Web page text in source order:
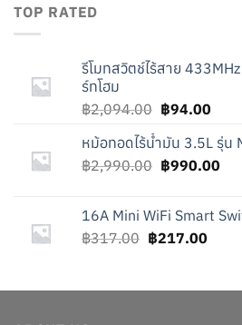
TOP RATED
รีโมทสวิตช์ไร้สาย
ร์ทโฮม
฿2,094.00 Original
was:
฿2,094.00.
฿94.00
is:
฿
หม้อทอดไร้น้ำมัน 3.5L รุ่น
฿2,990.00 Original
฿2,990.00.
฿990.00
฿
16A Mini WiFi Smart
฿317.00 Original
฿317.00.
฿217.00
฿